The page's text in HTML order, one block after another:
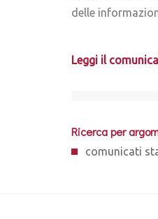
delle
Leggi il
Ricerca per
comunicati